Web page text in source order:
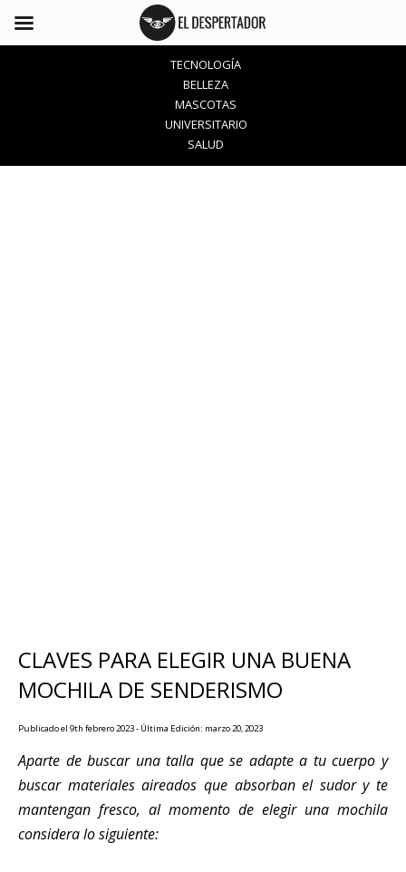
TECNOLOGÍA
BELLEZA
MASCOTAS
UNIVERSITARIO
SALUD
CLAVES PARA ELEGIR UNA BUENA
MOCHILA DE SENDERISMO
Publicado el 9th febrero 2023 - Última Edición: marzo 20, 2023
Aparte de buscar una talla que se adapte a tu cuerpo y
buscar materiales aireados que absorban el sudor y te
mantengan fresco, al momento de elegir una mochila
considera lo siguiente: